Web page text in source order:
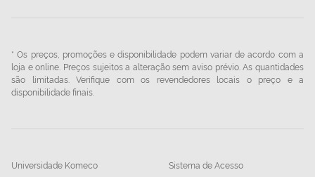
* Os preços, promoções e disponibilidade podem variar de acordo com a
loja e online. Preços sujeitos a alteração sem aviso prévio. As quantidades
são limitadas. Verifique com os revendedores locais o preço e a
disponibilidade finais.
Universidade Komeco
Sistema de Acesso